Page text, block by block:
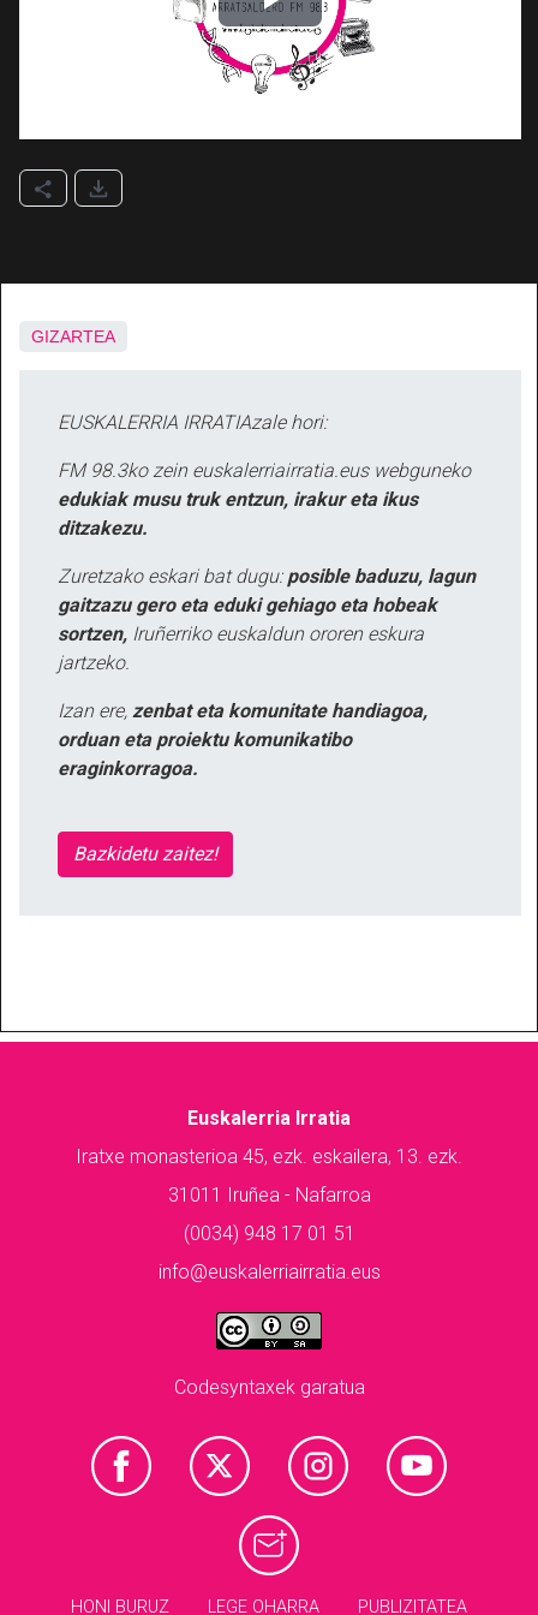
GIZARTEA
EUSKALERRIA IRRATIAzale hori:
FM 98.3ko zein euskalerriairratia.eus webguneko
edukiak musu truk entzun, irakur eta ikus
ditzakezu.
Zuretzako eskari bat dugu: posible baduzu, lagun
gaitzazu gero eta eduki gehiago eta hobeak
sortzen, Iruñerriko euskaldun ororen eskura
jartzeko.
Izan ere, zenbat eta komunitate handiagoa,
orduan eta proiektu komunikatibo
eraginkorragoa.
Bazkidetu zaitez!
Euskalerria Irratia
Iratxe monasterioa 45, ezk. eskailera, 13. ezk.
31011 Iruñea - Nafarroa
(0034) 948 17 01 51
info@euskalerriairratia.eus
Codesyntaxek garatua
HONI BURUZ LEGE OHARRA PUBLIZITATEA